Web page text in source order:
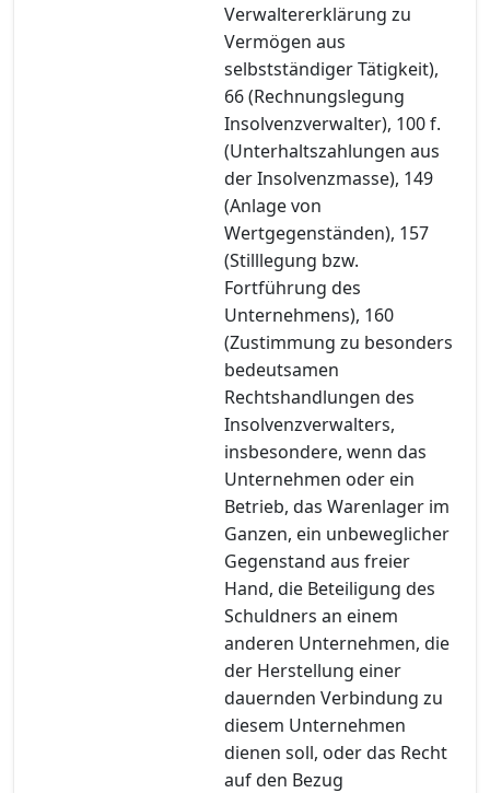
Verwaltererklärung zu
Vermögen aus
selbstständiger Tätigkeit),
66 (Rechnungslegung
Insolvenzverwalter), 100 f.
(Unterhaltszahlungen aus
der Insolvenzmasse), 149
(Anlage von
Wertgegenständen), 157
(Stilllegung bzw.
Fortführung des
Unternehmens), 160
(Zustimmung zu besonders
bedeutsamen
Rechtshandlungen des
Insolvenzverwalters,
insbesondere, wenn das
Unternehmen oder ein
Betrieb, das Warenlager im
Ganzen, ein unbeweglicher
Gegenstand aus freier
Hand, die Beteiligung des
Schuldners an einem
anderen Unternehmen, die
der Herstellung einer
dauernden Verbindung zu
diesem Unternehmen
dienen soll, oder das Recht
auf den Bezug